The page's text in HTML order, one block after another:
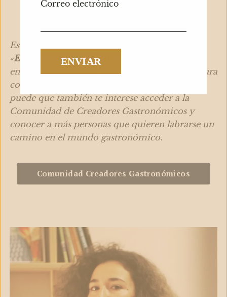
Este artículo forma parte de la categoría
«Escritores Gastronómicos
encontrarás consejos, artículos e inspiración para
convertirte en escritor gastronómico. Además,
puede que también te interese acceder a la
Comunidad de Creadores Gastronómicos y
conocer a más personas que quieren labrarse un
camino en el mundo gastronómico.
Comunidad Creadores Gastronómicos
Correo electrónico